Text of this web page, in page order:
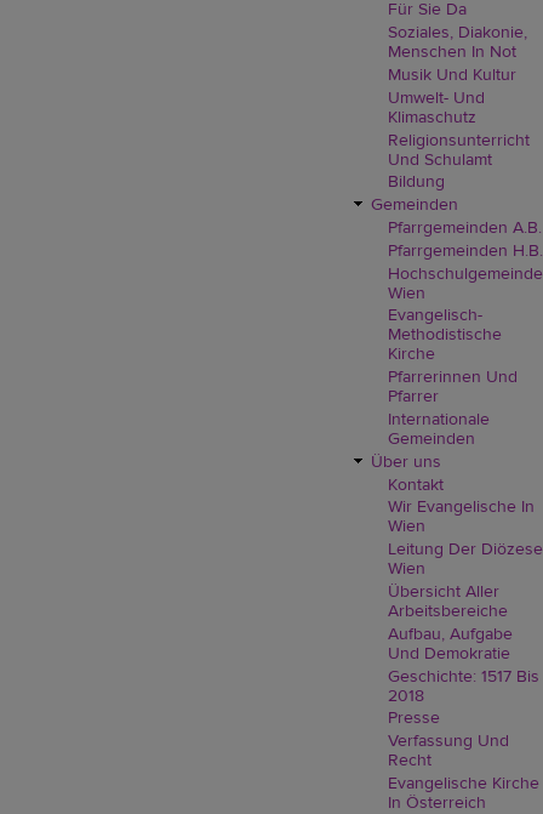
Für Sie Da
Soziales, Diakonie,
Menschen In Not
Musik Und Kultur
Umwelt- Und
Klimaschutz
Religionsunterricht
Und Schulamt
Bildung
Gemeinden
Pfarrgemeinden A.B.
Pfarrgemeinden H.B.
Hochschulgemeinde
Wien
Evangelisch-
Methodistische
Kirche
Pfarrerinnen Und
Pfarrer
Internationale
Gemeinden
Über uns
Kontakt
Wir Evangelische In
Wien
Leitung Der Diözese
Wien
Übersicht Aller
Arbeitsbereiche
Aufbau, Aufgabe
Und Demokratie
Geschichte: 1517 Bis
2018
Presse
Verfassung Und
Recht
Evangelische Kirche
In Österreich